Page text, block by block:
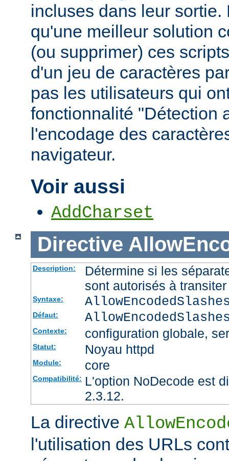
incluses dans leur sortie.
qu'une meilleur solution
(ou supprimer) ces
d'un jeu de caractères
pas les utilisateurs qui
fonctionnalité "Détection
l'encodage des
navigateur.
Voir aussi
AddCharset
Directive
Description:
Détermine si les
sont autorisés à
Syntaxe:
Défaut:
Contexte: configuration globale,
Statut: Noyau httpd
Module: core
Compatibilité: L'option NoDecode est
2.3.12.
La directive
l'utilisation des URLs